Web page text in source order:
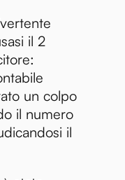
il 2
un colpo
il numero
il